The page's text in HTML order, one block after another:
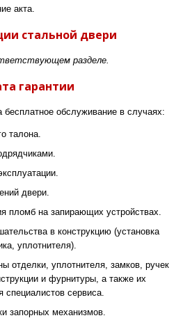
акта.
стальной двери
разделе.
гарантии
бесплатное обслуживание в случаях:
талона.
двери.
пломб на запирающих устройствах.
в конструкцию (установка
уплотнителя).
отделки, уплотнителя, замков, ручек
и фурнитуры, а также их
специалистов сервиса.
запорных механизмов.